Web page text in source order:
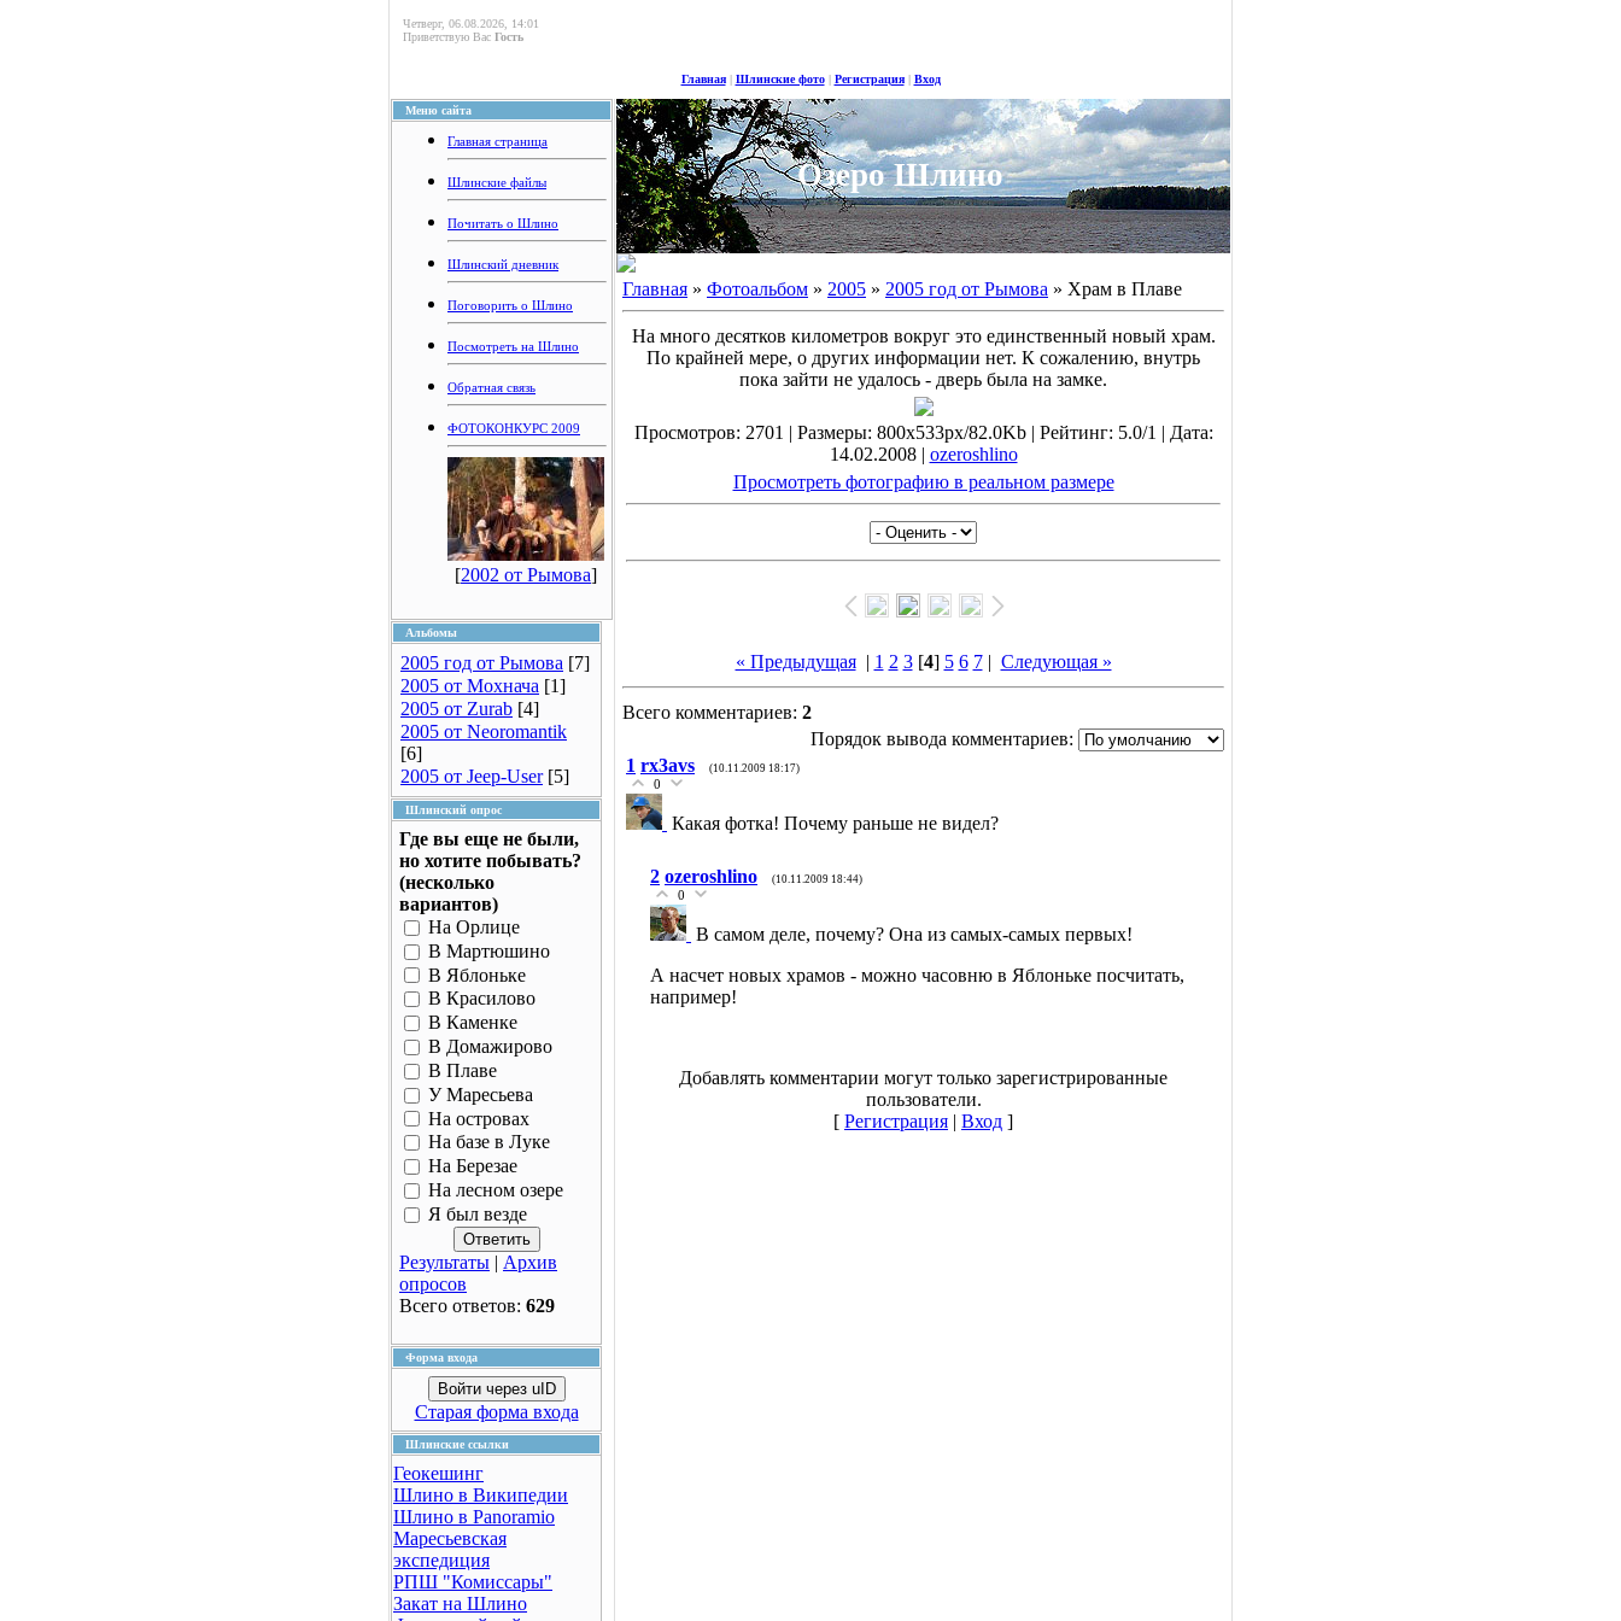
Четверг, 06.08.2026, 14:01
Приветствую Вас Гость
Главная| Шлинские фото| Регистрация| Вход
Меню сайта
Главная страница
Шлинские файлы
Почитать о Шлино
Шлинский дневник
Поговорить о Шлино
Посмотреть на Шлино
Обратная связь
ФОТОКОНКУРС 2009
[2002 от Рымова]
Альбомы
2005 год от Рымова [7]
2005 от Мохнача [1]
2005 от Zurab [4]
2005 от Neoromantik
[6]
2005 от Jeep-User [5]
Шлинский опрос
Где вы еще не были,
но хотите побывать?
(несколько
вариантов)
На Орлице
В Мартюшино
В Яблоньке
В Красилово
В Каменке
В Домажирово
В Плаве
У Маресьева
На островах
На базе в Луке
На Березае
На лесном озере
Я был везде
Результаты | Архив
опросов
Всего ответов: 629
Форма входа
Войти через uID
Старая форма входа
Шлинские ссылки
Геокешинг
Шлино в Википедии
Шлино в Panoramio
Маресьевская
экспедиция
РПШ "Комиссары"
Закат на Шлино
Озеро Шлино
Главная » Фотоальбом » 2005 » 2005 год от Рымова » Храм в Плаве
На много десятков километров вокруг это единственный новый храм.
По крайней мере, о других информации нет. К сожалению, внутрь
пока зайти не удалось - дверь была на замке.
Просмотров: 2701 | Размеры: 800x533px/82.0Kb | Рейтинг: 5.0/1 | Дата:
14.02.2008 | ozeroshlino
Просмотреть фотографию в реальном размере
« Предыдущая| 1 2 3[4] 5 6 7| Следующая »
Всего комментариев: 2
Порядок вывода комментариев:
1 rx3avs (10.11.2009 18:17)
0
Какая фотка! Почему раньше не видел?
2 ozeroshlino (10.11.2009 18:44)
0
В самом деле, почему? Она из самых-самых первых!
А насчет новых храмов - можно часовню в Яблоньке посчитать,
например!
Добавлять комментарии могут только зарегистрированные
пользователи.
[ Регистрация | Вход ]